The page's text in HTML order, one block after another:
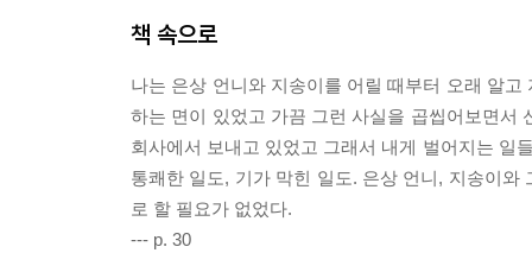
책 속으로
나는 은상 언니와 지송이를 어릴 때부터 오래 알고
하는 면이 있었고 가끔 그런 사실을 곱씹어보면서
회사에서 보내고 있었고 그래서 내게 벌어지는 일
통쾌한 일도, 기가 막힌 일도. 은상 언니, 지송이
로 할 필요가 없었다.
--- p. 30